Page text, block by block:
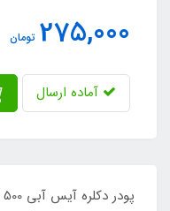
275,000 تومان
آماده ارسال